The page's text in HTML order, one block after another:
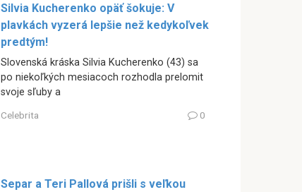
Silvia Kucherenko opäť šokuje: V
plavkách vyzerá lepšie než kedykoľvek
predtým!
Slovenská kráska Silvia Kucherenko (43) sa
po niekoľkých mesiacoch rozhodla prelomit
svoje sľuby a
Celebrita 0
Separ a Teri Pallová prišli s veľkou